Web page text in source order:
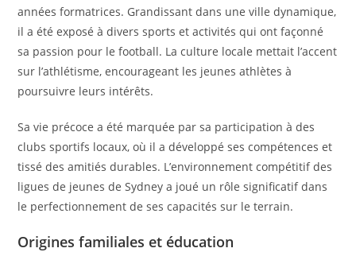
années formatrices. Grandissant dans une ville dynamique,
il a été exposé à divers sports et activités qui ont façonné
sa passion pour le football. La culture locale mettait l’accent
sur l’athlétisme, encourageant les jeunes athlètes à
poursuivre leurs intérêts.
Sa vie précoce a été marquée par sa participation à des
clubs sportifs locaux, où il a développé ses compétences et
tissé des amitiés durables. L’environnement compétitif des
ligues de jeunes de Sydney a joué un rôle significatif dans
le perfectionnement de ses capacités sur le terrain.
Origines familiales et éducation